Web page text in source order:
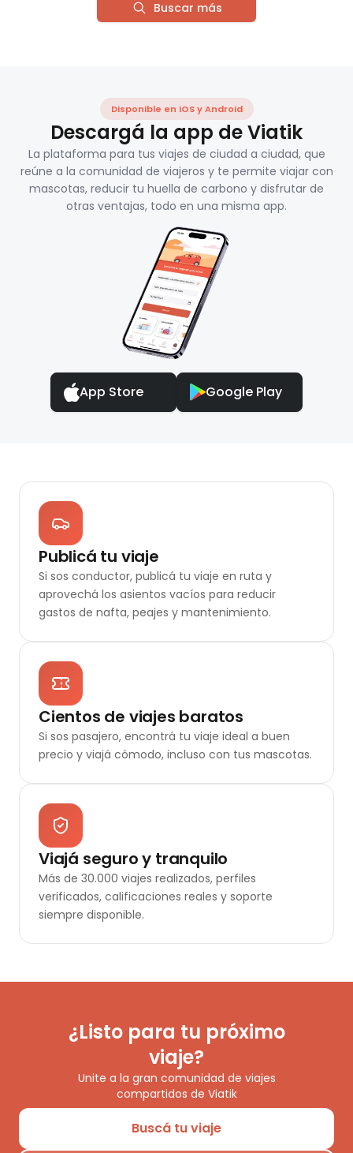
Buscar más
Disponible en iOS y Android
Descargá la app de Viatik
La plataforma para tus viajes de ciudad a ciudad, que
reúne a la comunidad de viajeros y te permite viajar con
mascotas, reducir tu huella de carbono y disfrutar de
otras ventajas, todo en una misma app.
App Store Google Play
Publicá tu viaje
Si sos conductor, publicá tu viaje en ruta y
aprovechá los asientos vacíos para reducir
gastos de nafta, peajes y mantenimiento.
Cientos de viajes baratos
Si sos pasajero, encontrá tu viaje ideal a buen
precio y viajá cómodo, incluso con tus mascotas.
Viajá seguro y tranquilo
Más de 30.000 viajes realizados, perfiles
verificados, calificaciones reales y soporte
siempre disponible.
¿Listo para tu próximo
viaje?
Unite a la gran comunidad de viajes
compartidos de Viatik
Buscá tu viaje